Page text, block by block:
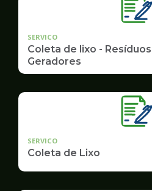
SERVICO
Coleta de lixo -
Geradores
SERVICO
Coleta de Lixo